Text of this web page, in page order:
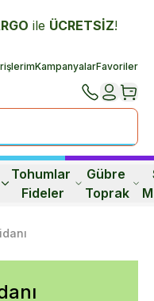
ile ÜCRETSİZ!
KampanyalarFavoriler
Tohumlar
Fideler
Gübre
Toprak